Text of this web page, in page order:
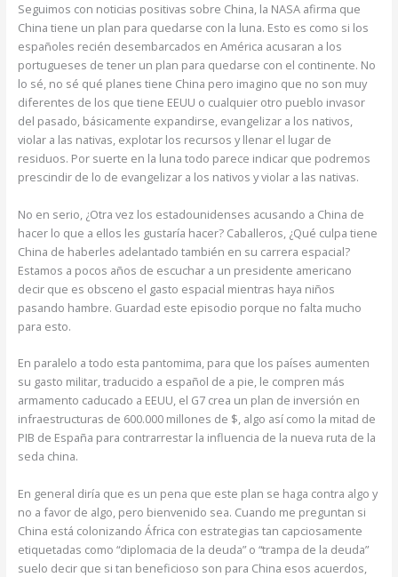
Seguimos con noticias positivas sobre China, la NASA afirma que
China tiene un plan para quedarse con la luna. Esto es como si los
españoles recién desembarcados en América acusaran a los
portugueses de tener un plan para quedarse con el continente. No
lo sé, no sé qué planes tiene China pero imagino que no son muy
diferentes de los que tiene EEUU o cualquier otro pueblo invasor
del pasado, básicamente expandirse, evangelizar a los nativos,
violar a las nativas, explotar los recursos y llenar el lugar de
residuos. Por suerte en la luna todo parece indicar que podremos
prescindir de lo de evangelizar a los nativos y violar a las nativas.
No en serio, ¿Otra vez los estadounidenses acusando a China de
hacer lo que a ellos les gustaría hacer? Caballeros, ¿Qué culpa tiene
China de haberles adelantado también en su carrera espacial?
Estamos a pocos años de escuchar a un presidente americano
decir que es obsceno el gasto espacial mientras haya niños
pasando hambre. Guardad este episodio porque no falta mucho
para esto.
En paralelo a todo esta pantomima, para que los países aumenten
su gasto militar, traducido a español de a pie, le compren más
armamento caducado a EEUU, el G7 crea un plan de inversión en
infraestructuras de 600.000 millones de $, algo así como la mitad de
PIB de España para contrarrestar la influencia de la nueva ruta de la
seda china.
En general diría que es un pena que este plan se haga contra algo y
no a favor de algo, pero bienvenido sea. Cuando me preguntan si
China está colonizando África con estrategias tan capciosamente
etiquetadas como “diplomacia de la deuda” o “trampa de la deuda”
suelo decir que si tan beneficioso son para China esos acuerdos,